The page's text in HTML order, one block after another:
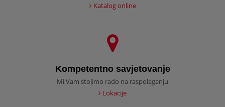
Katalog online
Kompetentno savjetovanje
Mi Vam stojimo rado na raspolaganju
Lokacije